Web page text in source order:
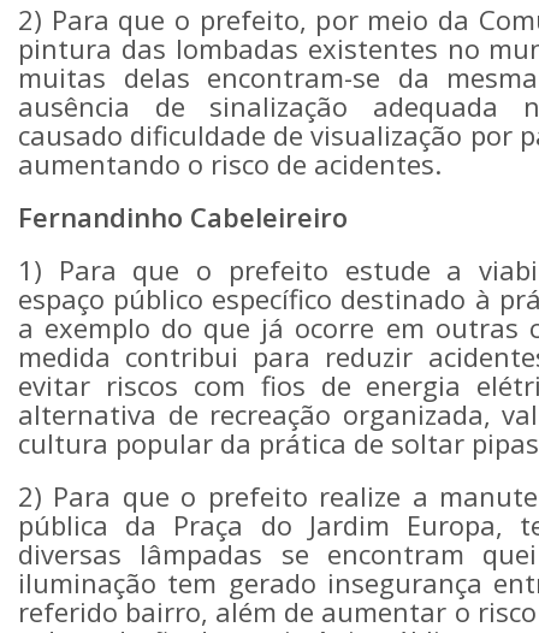
2) Para que o prefeito, por meio da
pintura das lombadas existentes no
muitas delas encontram-se da
ausência de sinalização adequada
causado dificuldade de visualização por
aumentando o risco de acidentes.
Fernandinho Cabeleireiro
1) Para que o prefeito estude a
espaço público específico destinado à
a exemplo do que já ocorre em outras
medida contribui para reduzir
evitar riscos com fios de energia
alternativa de recreação organizada,
cultura popular da prática de soltar
2) Para que o prefeito realize a
pública da Praça do Jardim Europa,
diversas lâmpadas se encontram
iluminação tem gerado insegurança
referido bairro, além de aumentar o